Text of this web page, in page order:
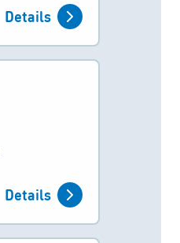
Details
Details